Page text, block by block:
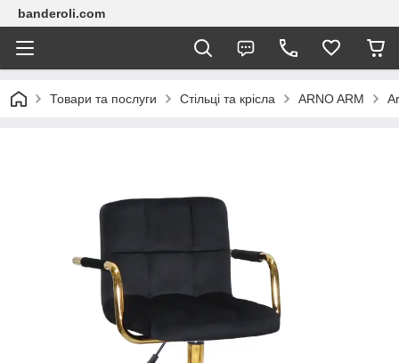
banderoli.com
Товари та послуги Стільці та крісла ARNO ARM